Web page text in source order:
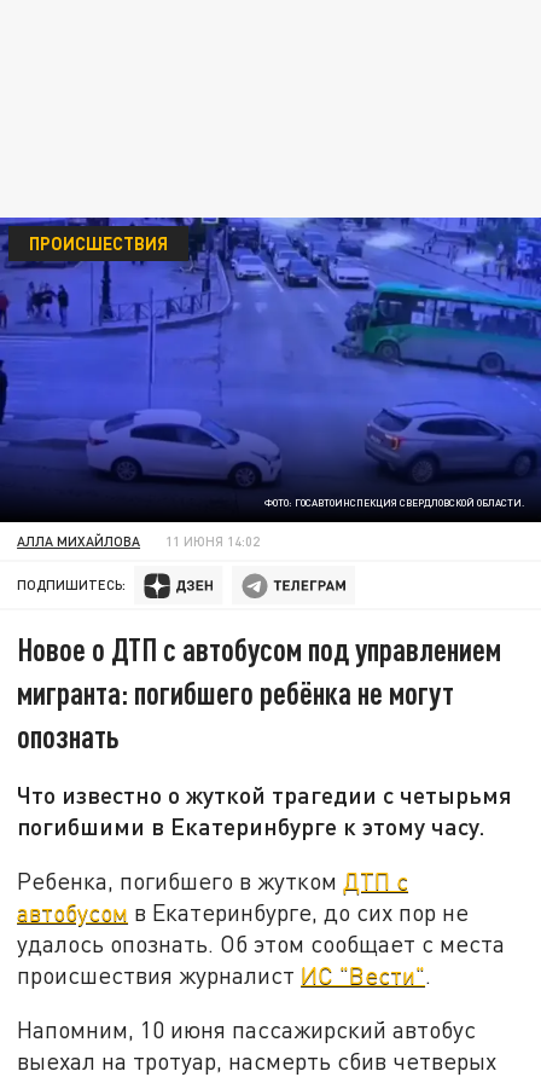
ФОТО: ГОСАВТОИНСПЕКЦИЯ СВЕРДЛОВСКОЙ ОБЛАСТИ.
ПРОИСШЕСТВИЯ
АЛЛА МИХАЙЛОВА 11 ИЮНЯ 14:02
ПОДПИШИТЕСЬ:
Новое о ДТП с автобусом под управлением
мигранта: погибшего ребёнка не могут
опознать
Что известно о жуткой трагедии с четырьмя
погибшими в Екатеринбурге к этому часу.
Ребенка, погибшего в жутком ДТП с
автобусом в Екатеринбурге, до сих пор не
удалось опознать. Об этом сообщает с места
происшествия журналист ИС "Вести".
Напомним, 10 июня пассажирский автобус
выехал на тротуар, насмерть сбив четверых